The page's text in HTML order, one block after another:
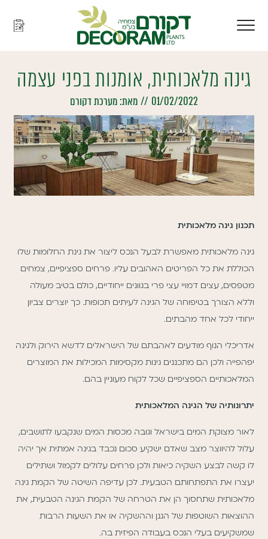
גינה מלאכותית, אומנות בפני עצמה
01/02/2022
//מאת:מערכת דקורם
תכנון גינה מלאכותית
גינה מלאכותית מאפשרת לבעל הנכס ליצור את גינת החלומות שלו
הכוללת את כל הפריטים האהובים עליו. פרחים ספציפיים, צמחים
מטפסים, עצים דמויי עצי פרי בגוונים ייחודיים, כולם בטיב מעולה
וללא הצורך בטיפוחה של הגינה לעיתים תכופות. כך יוצרים צביון
ייחודי לכל אחד מהבתים.
אדריכלי הנוף מודעים לאהבתם של הישראלים לדשא הירוק ולגינה
יפהפייה ולכן הם מתכננים גינות מקסימות המכילות את המוצרים
המלאכותיים הספציפיים שכל לקוח מעוניין בהם.
יתרונותיה של הגינה המלאכותית
לאור מצוקת המים בישראל וגובה מכסות המים שנקבעו לתושבים,
עלול להיווצר מצב שאדם ישקיע סכום נכבד בגינה אמתית אך יהיה
לו קשה לבצע השקיה כיאות ולכן פרחים עלולים לקמול ושתילים
יעצרו את התפתחותם הטבעית. לכן עדיפה השיטה של הקמת גינה
מלאכותית שתחסוך הן את הטרחה של הקמת הגינה הטבעית, את
ההוצאות השוטפות של הגנן וההשקיה או את השעות הרבות
שמשקיעים בעלי הנכס בעבודה הפיזית בה.